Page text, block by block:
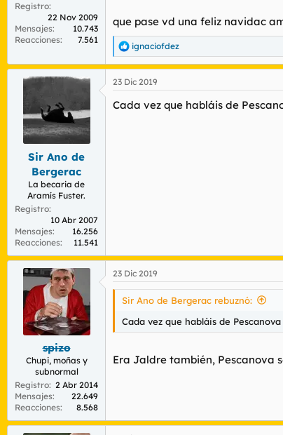
Registro
22 Nov 2009
Mensajes
10.743
Reacciones
7.561
que pase vd una feliz navidac
R
e
a
c
i
ignaciofdez
Sir Ano de
Bergerac
La becaria de
Aramís Fuster.
Registro
10 Abr 2007
Mensajes
16.256
Reacciones
11.541
23 Dic 2019
Cada vez que habláis de
spizo
Chupi, moñas y
subnormal
Registro 2 Abr 2014
Mensajes
22.649
Reacciones
8.568
23 Dic 2019
Sir Ano de Bergerac rebuznó:
Cada vez que habláis de
Era Jaldre también, Pescanova